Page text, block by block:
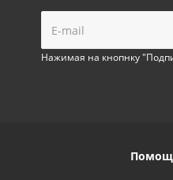
Нажимая на кнопнку